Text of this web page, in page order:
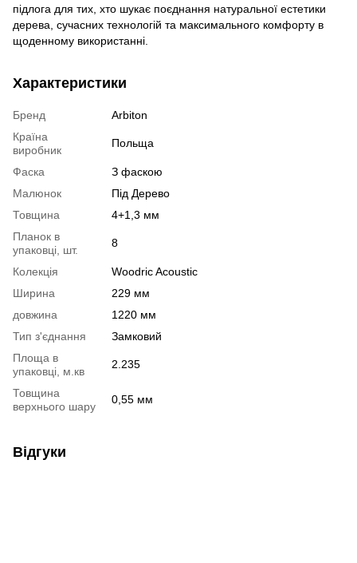
підлога для тих, хто шукає поєднання натуральної естетики
дерева, сучасних технологій та максимального комфорту в
щоденному використанні.
Характеристики
Бренд
Arbiton
Країна
виробник
Польща
Фаска
З фаскою
Малюнок
Під Дерево
Товщина
4+1,3 мм
Планок в
упаковці, шт.
8
Колекція
Woodric Acoustic
Ширина
229 мм
довжина
1220 мм
Тип з'єднання
Замковий
Площа в
упаковці, м.кв
2.235
Товщина
верхнього шару
0,55 мм
Відгуки